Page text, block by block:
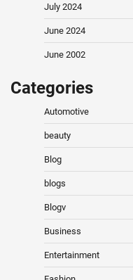
July 2024
June 2024
June 2002
Categories
Automotive
beauty
Blog
blogs
Blogv
Business
Entertainment